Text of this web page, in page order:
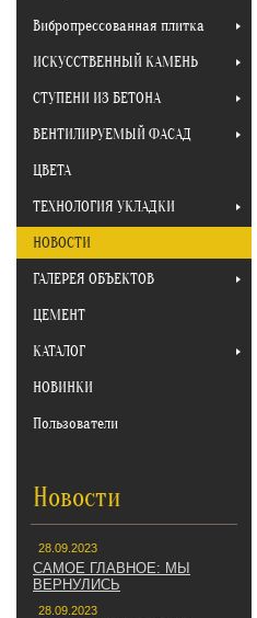
Вибропрессованная плитка
ИСКУССТВЕННЫЙ КАМЕНЬ
СТУПЕНИ ИЗ БЕТОНА
ВЕНТИЛИРУЕМЫЙ ФАСАД
ЦВЕТА
ТЕХНОЛОГИЯ УКЛАДКИ
НОВОСТИ
ГАЛЕРЕЯ ОБЪЕКТОВ
ЦЕМЕНТ
КАТАЛОГ
НОВИНКИ
Пользователи
Новости
28.09.2023
САМОЕ ГЛАВНОЕ: МЫ
ВЕРНУЛИСЬ
28.09.2023